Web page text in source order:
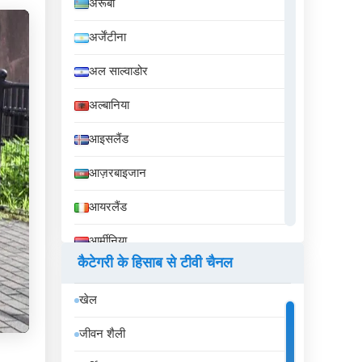
अरूबा
अर्जेंटीना
अल साल्वाडोर
अल्बानिया
आइसलैंड
आज़रबाइजान
आयरलैंड
आर्मीनिया
कैटेगरी के हिसाब से टीवी चैनल
खेल
जीवन शैली